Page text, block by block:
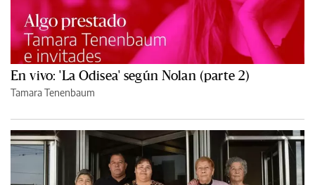
En vivo: 'La Odisea' según Nolan (parte 2)
Tamara Tenenbaum